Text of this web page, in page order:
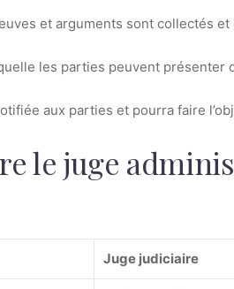
et arguments sont collectés et
les parties peuvent présenter
aux parties et pourra faire
le juge
Juge judiciaire